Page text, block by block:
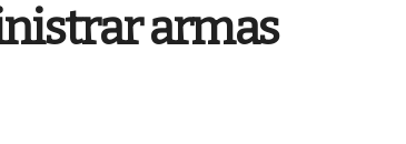
armas